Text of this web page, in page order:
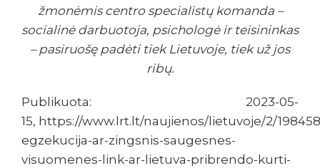
žmonėmis centro specialistųkomanda –
socialinėdarbuotoja, psichologėir teisininkas
–pasiruošępadėti tiek Lietuvoje, tiek užjos
ribų.
Publikuota: 2023-05-
15, https://www.lrt.lt/naujienos/lietuvoje/2/
egzekucija-ar-zingsnis-saugesnes-
visuomenes-link-ar-lietuva-pribrendo-kurti-